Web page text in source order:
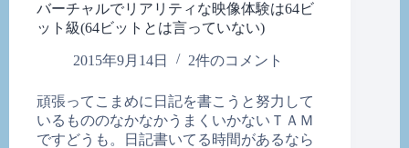
バーチャルでリアリティな映像体験は64ビ
ット級(64ビットとは言っていない)
2015年9月14日 2件のコメント
頑張ってこまめに日記を書こうと努力して
いるもののなかなかうまくいかないＴＡＭ
ですどうも。日記書いてる時間があるなら